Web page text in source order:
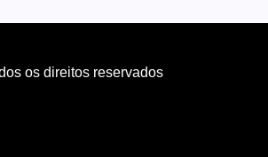
os direitos reservados